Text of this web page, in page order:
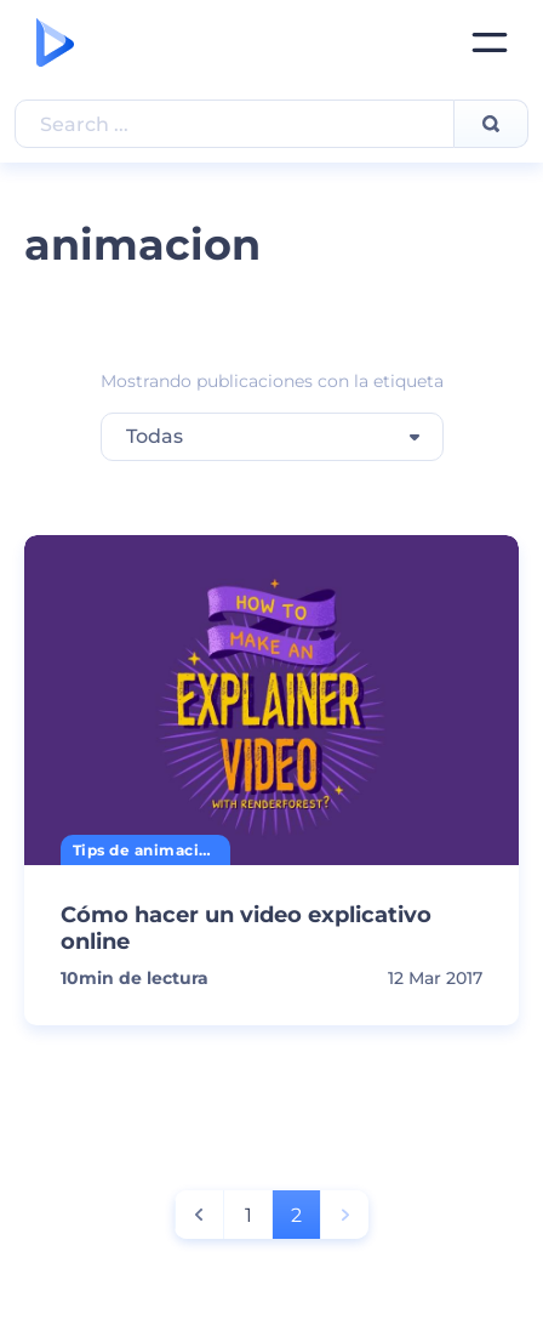
animacion
Mostrando publicaciones con la etiqueta
Todas
Tips de animación
Cómo hacer un video explicativo
online
10min de lectura 12 Mar 2017
1 2